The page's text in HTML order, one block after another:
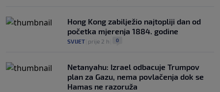
Hong Kong zabilježio najtopliji dan od
početka mjerenja 1884. godine
SVIJET prije 2 h 0
Netanyahu: Izrael odbacuje Trumpov
plan za Gazu, nema povlačenja dok se
Hamas ne razoruža